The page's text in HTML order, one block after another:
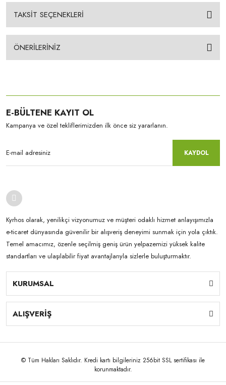
TAKSİT SEÇENEKLERİ
ÖNERİLERİNİZ
E-BÜLTENE KAYIT OL
Kampanya ve özel tekliflerimizden ilk önce siz yararlanın.
KAYDOL
Kyrhos olarak, yenilikçi vizyonumuz ve müşteri odaklı hizmet anlayışımızla
e-ticaret dünyasında güvenilir bir alışveriş deneyimi sunmak için yola çıktık.
Temel amacımız, özenle seçilmiş geniş ürün yelpazemizi yüksek kalite
standartları ve ulaşılabilir fiyat avantajlarıyla sizlerle buluşturmaktır.
KURUMSAL
ALIŞVERİŞ
© Tüm Hakları Saklıdır. Kredi kartı bilgileriniz 256bit SSL sertifikası ile
korunmaktadır.